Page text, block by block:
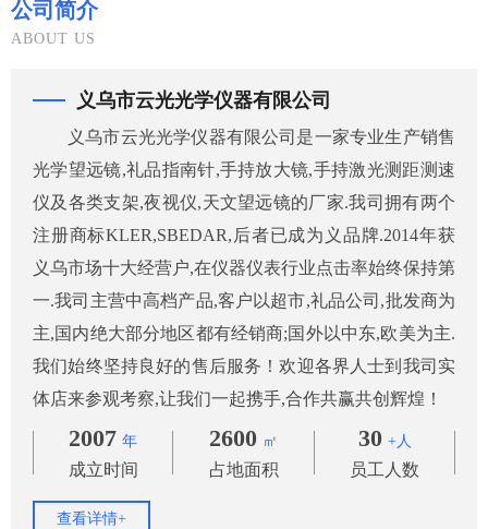
公司简介
ABOUT US
义乌市云光光学仪器有限公司
义乌市云光光学仪器有限公司是一家专业生产销售
光学望远镜,礼品指南针,手持放大镜,手持激光测距测速
仪及各类支架,夜视仪,天文望远镜的厂家.我司拥有两个
注册商标KLER,SBEDAR,后者已成为义品牌.2014年获
义乌市场十大经营户,在仪器仪表行业点击率始终保持第
一.我司主营中高档产品,客户以超市,礼品公司,批发商为
主,国内绝大部分地区都有经销商;国外以中东,欧美为主.
我们始终坚持良好的售后服务！欢迎各界人士到我司实
体店来参观考察,让我们一起携手,合作共赢共创辉煌！
2007 年
成立时间
2600 ㎡
占地面积
30 +人
员工人数
查看详情+